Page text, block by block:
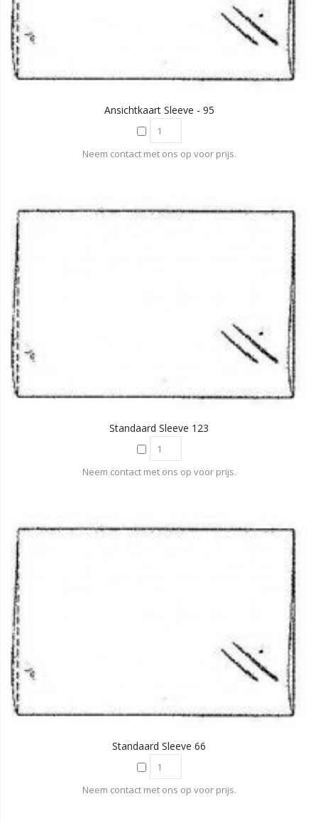
Ansichtkaart Sleeve - 95
Neem contact met ons op voor prijs.
Standaard Sleeve 123
Neem contact met ons op voor prijs.
Standaard Sleeve 66
Neem contact met ons op voor prijs.